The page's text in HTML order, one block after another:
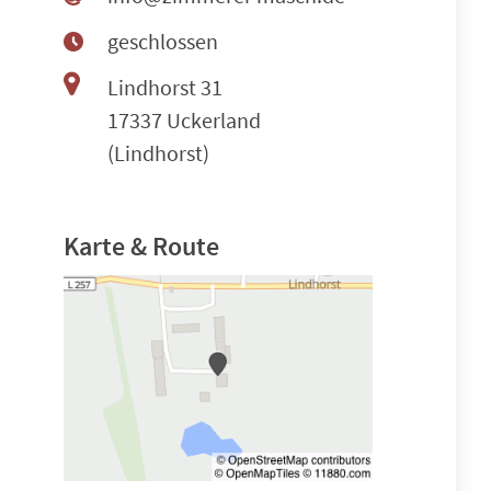
geschlossen
Lindhorst 31
17337 Uckerland
(Lindhorst)
Karte & Route